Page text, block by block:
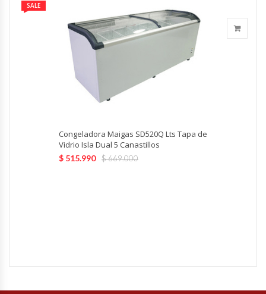
Hervidores / Percoladores
Hornos A Piso Y Pizzeros
Hornos Cocción Acelerada
Hornos Turbos / Convectores
Hornos Industriales
SALE
Congeladora Maigas SD520Q Lts Tapa de
Vidrio Isla Dual 5 Canastillos
$669.000
$ 515.990